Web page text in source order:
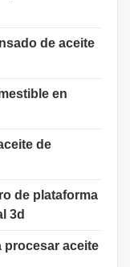
de aceite
en
de
de plataforma
3d
procesar aceite